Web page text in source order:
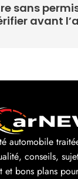
sans
avant
automobile
conseils,
et bons plans